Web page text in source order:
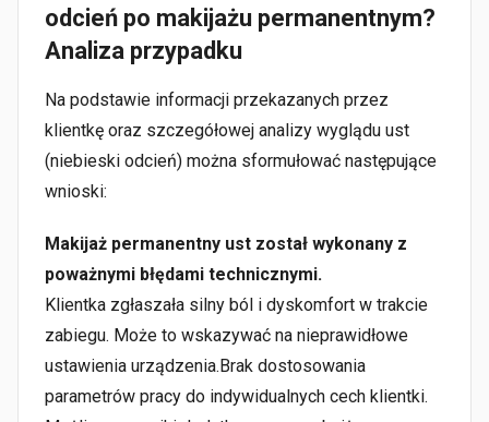
odcień po makijażu permanentnym?
Analiza przypadku
Na podstawie informacji przekazanych przez
klientkę oraz szczegółowej analizy wyglądu ust
(niebieski odcień) można sformułować następujące
wnioski:
Makijaż permanentny ust został wykonany z
poważnymi błędami technicznymi.
Klientka zgłaszała silny ból i dyskomfort w trakcie
zabiegu. Może to wskazywać na nieprawidłowe
ustawienia urządzenia.Brak dostosowania
parametrów pracy do indywidualnych cech klientki.